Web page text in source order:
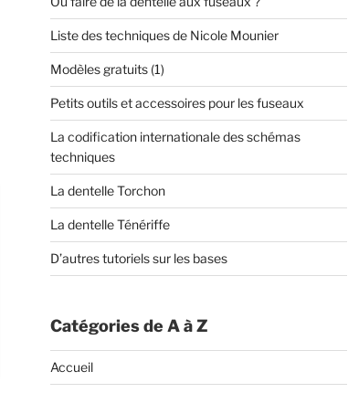
Liste des techniques de Nicole Mounier
Modèles gratuits (1)
Petits outils et accessoires pour les fuseaux
La codification internationale des schémas
techniques
La dentelle Torchon
La dentelle Ténériffe
D’autres tutoriels sur les bases
Catégories de A à Z
Accueil